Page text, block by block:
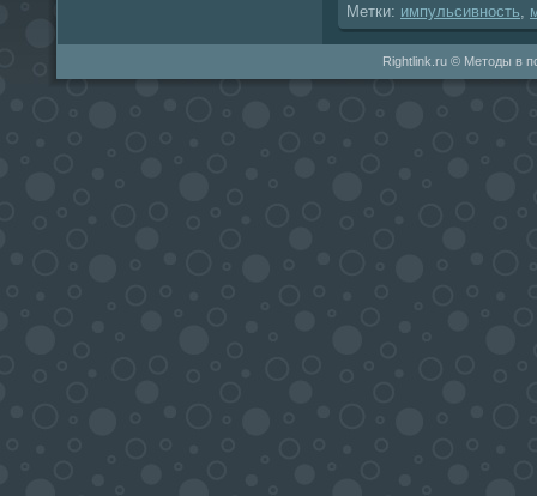
Метки: импульсивность
Rightlink.ru © Методы в